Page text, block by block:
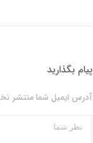
پیام بگذارید
آدرس ایمیل شما منتشر